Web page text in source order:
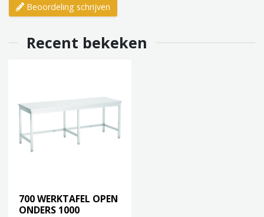
Beoordeling schrijven
Recent bekeken
700 WERKTAFEL OPEN
ONDERS 1000